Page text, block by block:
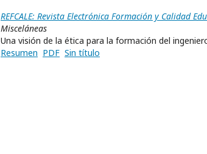
REFCALE: Revista Electrónica Formación y Calidad
Misceláneas
Una visión de la ética para la formación del
Resumen PDF Sin título